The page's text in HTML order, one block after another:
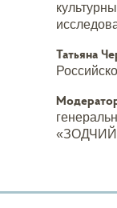
Татьяна